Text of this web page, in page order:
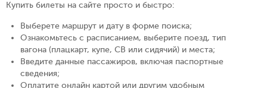
Купить билеты на сайте просто и быстро:
Выберете маршрут и дату в форме поиска;
Ознакомьтесь с расписанием, выберите поезд, тип
вагона (плацкарт, купе, СВ или сидячий) и места;
Введите данные пассажиров, включая паспортные
сведения;
Оплатите онлайн картой или другим удобным